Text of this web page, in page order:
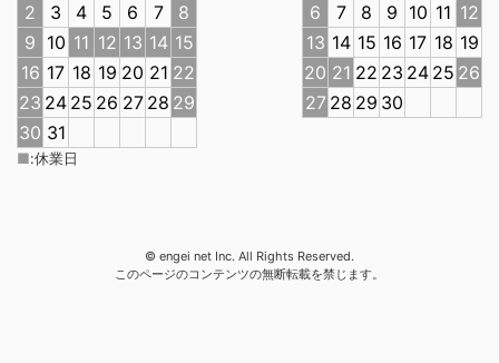
2
3 4 5 6 7
8
9 10 11 12 13 14 15
16 17 18 19 20 21 22
23 24 25 26 27 28 29
30 31
6
7 8 9 10 11 12
13 14 15 16 17 18 19
20 21 22 23 24 25 26
27 28 29 30
■:休業日
© engei net Inc. All Rights Reserved.
このページのコンテンツの無断転載を禁じます。